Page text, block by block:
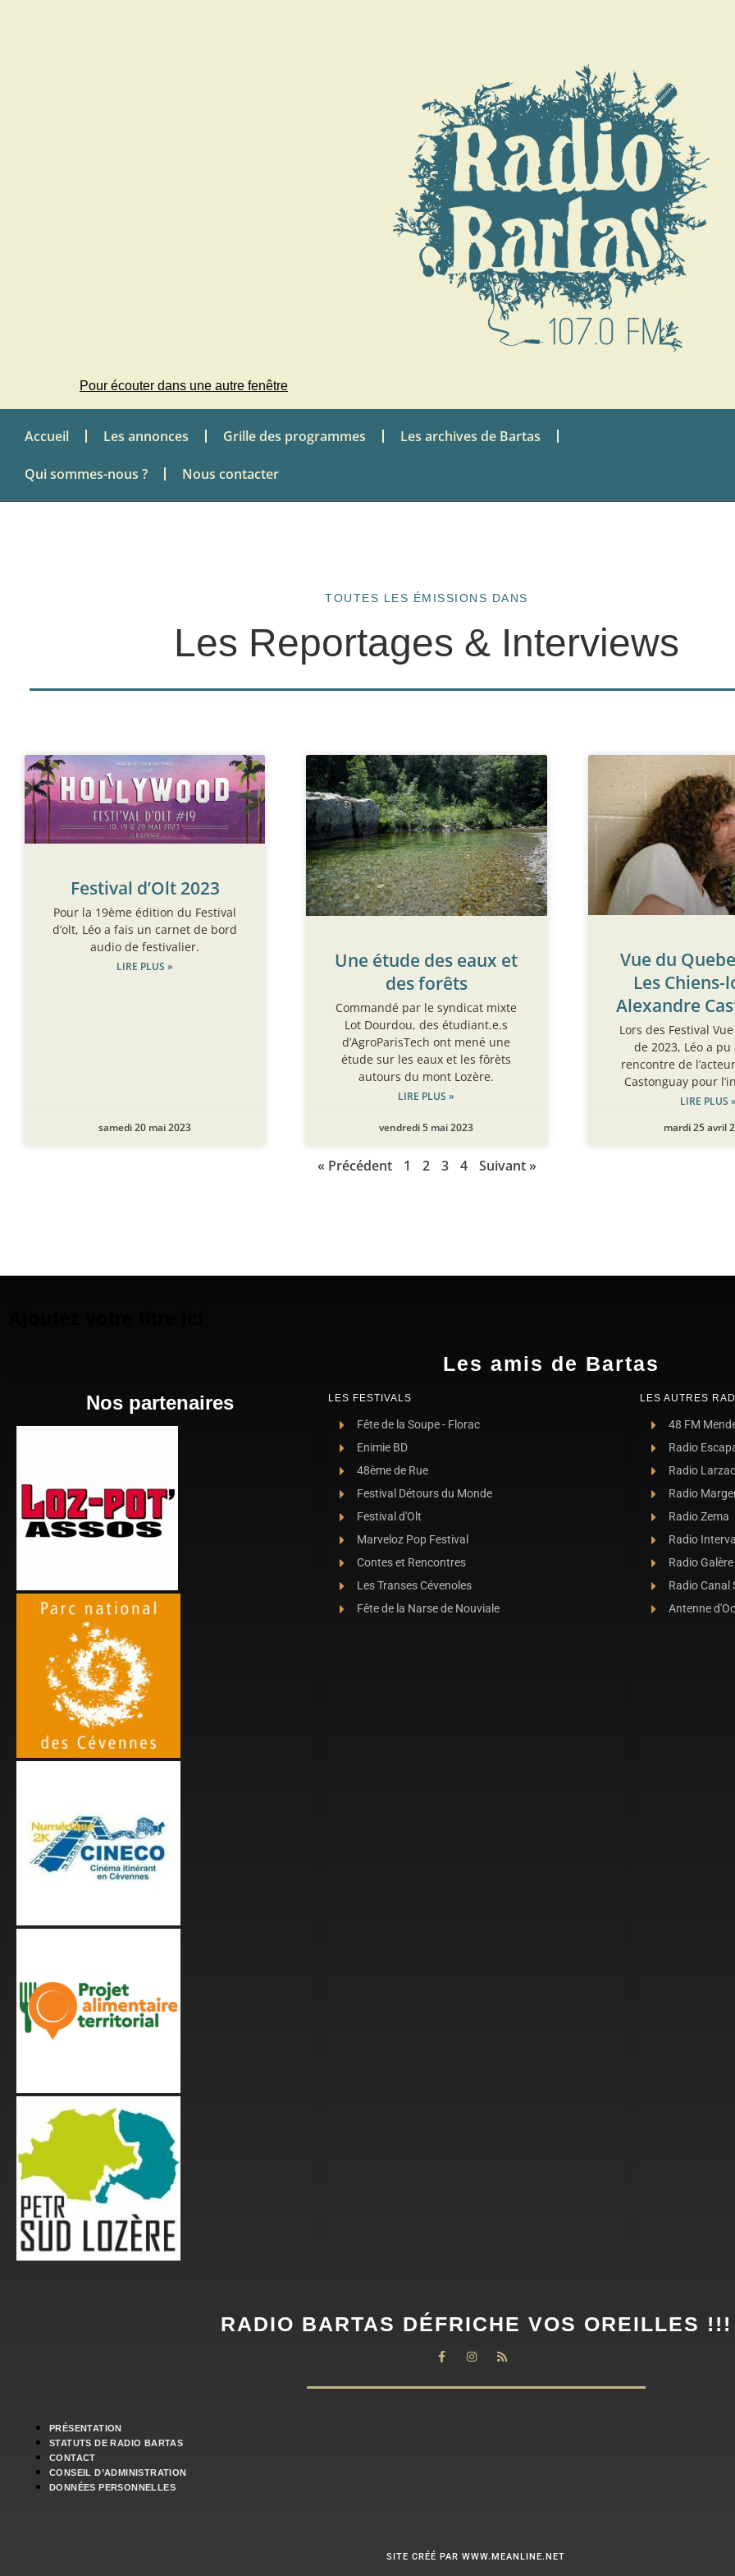
Pour écouter dans une autre fenêtre
Accueil Les annonces Grille des programmes Les archives de Bartas
Qui sommes-nous ? Nous contacter
TOUTES LES ÉMISSIONS DANS
Les Reportages & Interviews
Festival d’Olt 2023
Pour la 19ème édition du Festival
d’olt, Léo a fais un carnet de bord
audio de festivalier.
LIRE PLUS »
samedi 20 mai 2023
Une étude des eaux et
des forêts
Commandé par le syndicat mixte
Lot Dourdou, des étudiant.e.s
d’AgroParisTech ont mené une
étude sur les eaux et les fôrèts
autours du mont Lozère.
LIRE PLUS »
vendredi 5 mai 2023
Vue du
Les Chiens-
Alexandre
Lors des Festival
de 2023, Léo a
rencontre de
Castonguay pour
LIRE PLUS »
mardi 25 avril
« Précédent 1 2 3 4 Suivant »
Les amis de Bartas
Nos partenaires LES FESTIVALS
Fête de la Soupe - Florac
Enimie BD
48ème de Rue
Festival Détours du Monde
Festival d'Olt
Marveloz Pop Festival
Contes et Rencontres
Les Transes Cévenoles
Fête de la Narse de Nouviale
LES AUTRES
48 FM
Radio
Radio Larzac
Radio
Radio Zema
Radio Interval
Radio Galère
Radio Canal
Antenne d'Oc
RADIO BARTAS DÉFRICHE VOS OREILLES !!!
PRÉSENTATION
STATUTS DE RADIO BARTAS
CONTACT
CONSEIL D’ADMINISTRATION
DONNÉES PERSONNELLES
SITE CRÉÉ PAR WWW.MEANLINE.NET